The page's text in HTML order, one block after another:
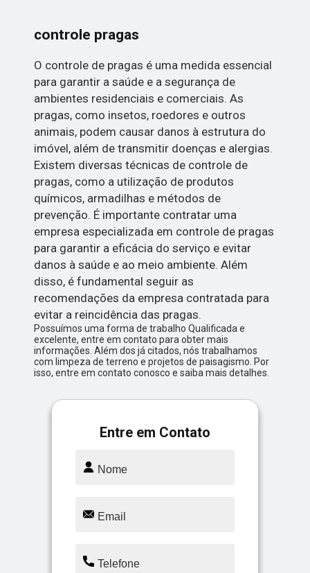
controle pragas
O controle de pragas é uma medida essencial
para garantir a saúde e a segurança de
ambientes residenciais e comerciais. As
pragas, como insetos, roedores e outros
animais, podem causar danos à estrutura do
imóvel, além de transmitir doenças e alergias.
Existem diversas técnicas de controle de
pragas, como a utilização de produtos
químicos, armadilhas e métodos de
prevenção. É importante contratar uma
empresa especializada em controle de pragas
para garantir a eficácia do serviço e evitar
danos à saúde e ao meio ambiente. Além
disso, é fundamental seguir as
recomendações da empresa contratada para
evitar a reincidência das pragas.
Possuímos uma forma de trabalho Qualificada e
excelente, entre em contato para obter mais
informações. Além dos já citados, nós trabalhamos
com limpeza de terreno e projetos de paisagismo. Por
isso, entre em contato conosco e saiba mais detalhes.
Entre em Contato